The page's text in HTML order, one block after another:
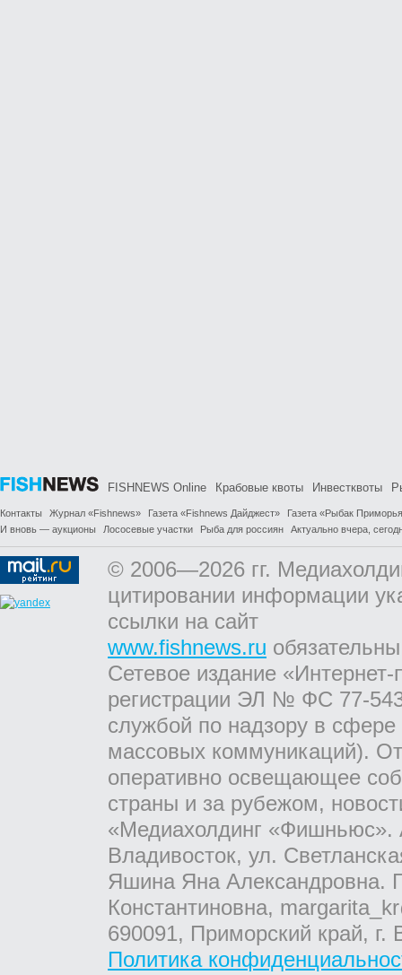
FISHNEWS Online Крабовые квоты Инвестквоты
Контакты Журнал «Fishnews» Газета «Fishnews Дайджест»
Газета «Рыбак
И вновь — аукционы
Лососевые участки Рыба для россиян Актуально вчера,
© 2006—2026 гг.
цитировании информации
ссылки на сайт
www.fishnews.ru
Сетевое издание
регистрации ЭЛ № ФС 77-
службой по надзору в
массовых коммуникаций).
оперативно освещающее
страны и за рубежом,
«Медиахолдинг «Фишньюс».
Владивосток, ул.
Яшина Яна Александровна.
Константиновна,
690091, Приморский край,
Политика